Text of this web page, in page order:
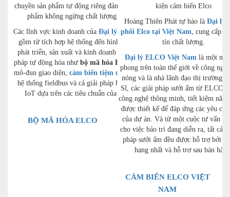
chuyền sản phẩm tự động riêng đảm bảo sản
phẩm không ngừng chất lượng cao.
Các lĩnh vực kinh doanh của Đại lý Elcobao
gồm từ tích hợp hệ thống đến hình thành,
phát triển, sản xuất và kinh doanh các giải
pháp tự động hóa như bộ mã hóa Elco
, cáp,
mô-đun giao diện, cảm biến tiệm cận Elco
hệ thống fieldbus và cả giải pháp hệ thống
IoT dựa trên các tiêu chuẩn của Đức.
BỘ MÃ HÓA ELCO
kiện cảm biến Elco
Hoàng Thiên Phát tự hào là Đại lý
phối Elco tại Việt Nam, cung cấp
tín chất lượng.
Đại lý ELCO Việt Nam là một
phong trên toàn thế giới về công
nóng và là nhà lãnh đạo thị trường
Sĩ, các giải pháp sưởi ấm từ ELCO
công nghệ thông minh, tiết kiệm
được thiết kế để đáp ứng các yêu
của dự án. Và từ một cuộc tư vấn
cho việc bảo trì đang diễn ra, tất cả
pháp sưởi ấm đều được hỗ trợ bởi
hạng nhất và hỗ trợ sau bán
CẢM BIẾN ELCO VIỆT
NAM